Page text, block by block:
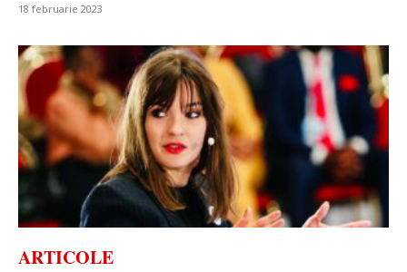
18 februarie 2023
ARTICOLE